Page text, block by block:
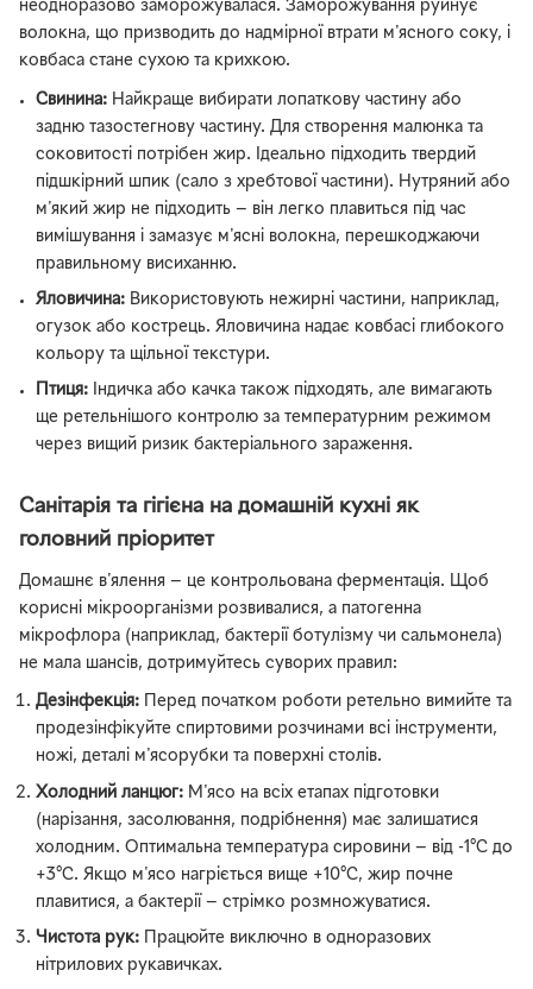
неодноразово заморожувалася. Заморожування руйнує
волокна, що призводить до надмірної втрати м'ясного соку, і
ковбаса стане сухою та крихкою.
Свинина: Найкраще вибирати лопаткову частину або
задню тазостегнову частину. Для створення малюнка та
соковитості потрібен жир. Ідеально підходить твердий
підшкірний шпик (сало з хребтової частини). Нутряний або
м'який жир не підходить — він легко плавиться під час
вимішування і замазує м'ясні волокна, перешкоджаючи
правильному висиханню.
Яловичина: Використовують нежирні частини, наприклад,
огузок або кострець. Яловичина надає ковбасі глибокого
кольору та щільної текстури.
Птиця: Індичка або качка також підходять, але вимагають
ще ретельнішого контролю за температурним режимом
через вищий ризик бактеріального зараження.
Санітарія та гігієна на домашній кухні як
головний пріоритет
Домашнє в'ялення — це контрольована ферментація. Щоб
корисні мікроорганізми розвивалися, а патогенна
мікрофлора (наприклад, бактерії ботулізму чи сальмонела)
не мала шансів, дотримуйтесь суворих правил:
Дезінфекція: Перед початком роботи ретельно вимийте та
продезінфікуйте спиртовими розчинами всі інструменти,
ножі, деталі м'ясорубки та поверхні столів.
Холодний ланцюг: М'ясо на всіх етапах підготовки
(нарізання, засолювання, подрібнення) має залишатися
холодним. Оптимальна температура сировини — від -1°C до
+3°C. Якщо м'ясо нагріється вище +10°C, жир почне
плавитися, а бактерії — стрімко розмножуватися.
Чистота рук: Працюйте виключно в одноразових
нітрилових рукавичках.